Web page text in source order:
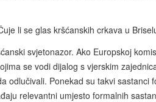
li se glas kršćanskih crkava u
svjetonazor. Ako Europskoj
se vodi dijalog s vjerskim
odlučivali. Ponekad su takvi sastanci
relevantni umjesto formalnih